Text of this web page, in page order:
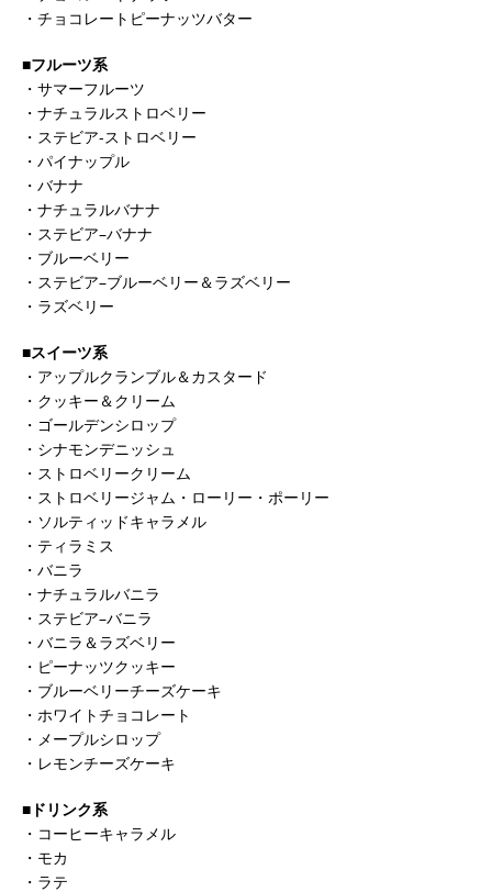
・チョコレートピーナッツバター
■フルーツ系
・サマーフルーツ
・ナチュラルストロベリー
・ステビア-ストロベリー
・パイナップル
・バナナ
・ナチュラルバナナ
・ステビア–バナナ
・ブルーベリー
・ステビア–ブルーベリー＆ラズベリー
・ラズベリー
■スイーツ系
・アップルクランブル＆カスタード
・クッキー＆クリーム
・ゴールデンシロップ
・シナモンデニッシュ
・ストロベリークリーム
・ストロベリージャム・ローリー・ポーリー
・ソルティッドキャラメル
・ティラミス
・バニラ
・ナチュラルバニラ
・ステビア–バニラ
・バニラ＆ラズベリー
・ピーナッツクッキー
・ブルーベリーチーズケーキ
・ホワイトチョコレート
・メープルシロップ
・レモンチーズケーキ
■ドリンク系
・コーヒーキャラメル
・モカ
・ラテ